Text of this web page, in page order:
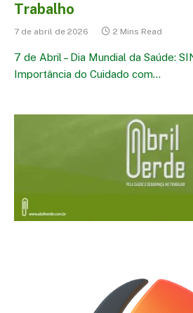
Trabalho
7 de abril de 2026 2 Mins Read
7 de Abril – Dia Mundial da Saúde:
Importância do Cuidado com…